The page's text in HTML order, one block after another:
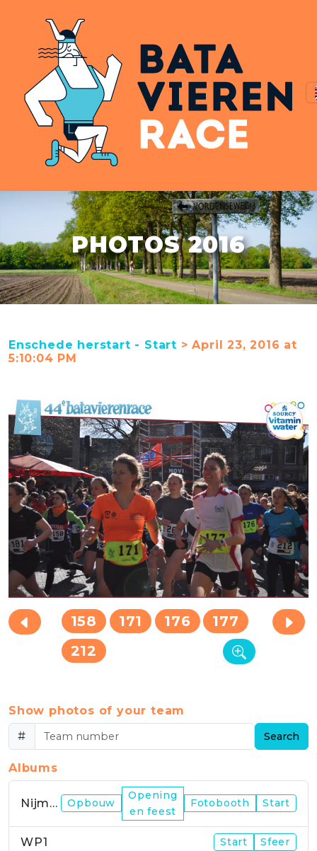
PHOTOS 2016
Enschede herstart - Start > April 23, 2016 at
5:10:04 PM
158 171 176
177
212
Show photos of your team
#
Search
Albums
Nijmegen Opbouw
Opening
en feest
Fotobooth Start
WP1 Start Sfeer